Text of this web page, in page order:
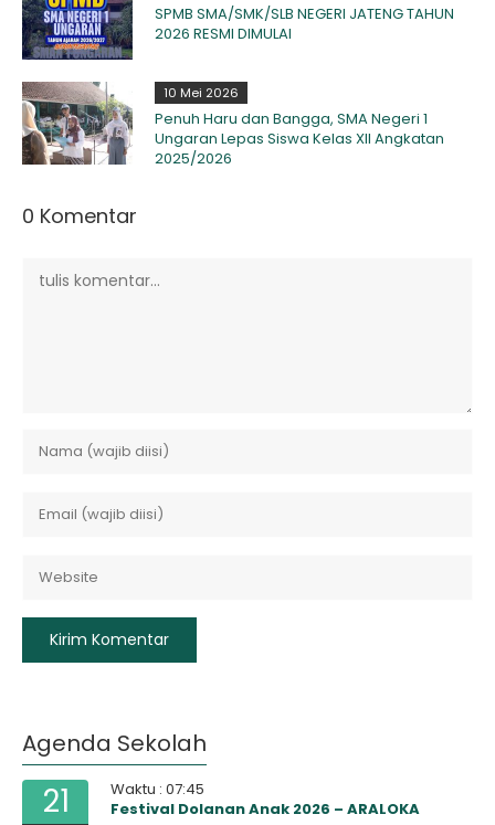
SPMB SMA/SMK/SLB NEGERI JATENG TAHUN
2026 RESMI DIMULAI
10 Mei 2026
Penuh Haru dan Bangga, SMA Negeri 1
Ungaran Lepas Siswa Kelas XII Angkatan
2025/2026
0 Komentar
Agenda Sekolah
21
Waktu : 07:45
Festival Dolanan Anak 2026 – ARALOKA